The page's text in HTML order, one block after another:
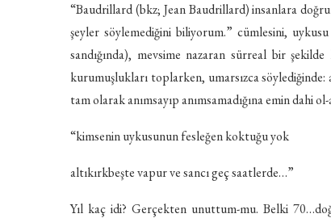
“Baudrillard (bkz; Jean Baudrillard) insanlara
şeyler söylemediğini biliyorum.” cümlesini,
sandığında), mevsime nazaran sürreal bir
kurumuşlukları toplarken, umarsızca söylediğinde:
tam olarak anımsayıp anımsamadığına emin dahi ol-
“kimsenin uykusunun fesleğen koktuğu yok
altıkırkbeşte vapur ve sancı geç saatlerde…”
Yıl kaç idi? Gerçekten unuttum-mu. Belki